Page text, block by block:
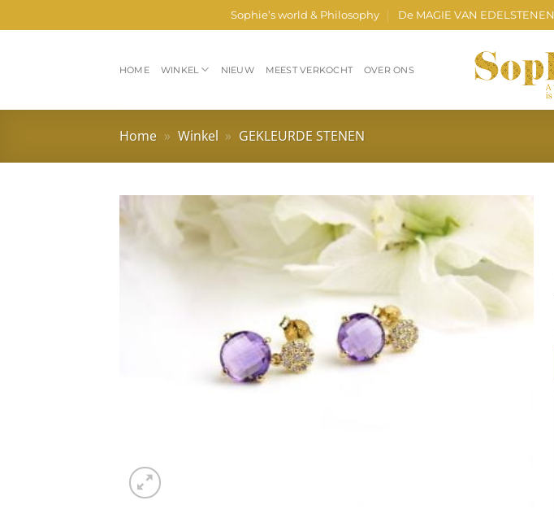
naar
Sophie’s world & Philosophy De MAGIE VAN EDELSTENEN
HOME WINKEL NIEUW MEEST VERKOCHT OVER ONS
Home » Winkel » GEKLEURDE STENEN